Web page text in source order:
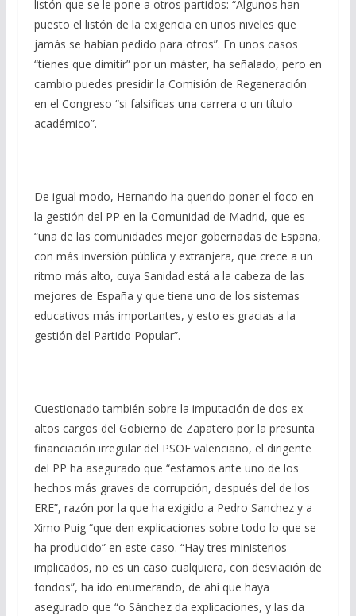
listón que se le pone a otros partidos: “Algunos han
puesto el listón de la exigencia en unos niveles que
jamás se habían pedido para otros”. En unos casos
“tienes que dimitir” por un máster, ha señalado, pero en
cambio puedes presidir la Comisión de Regeneración
en el Congreso “si falsificas una carrera o un título
académico”.
De igual modo, Hernando ha querido poner el foco en
la gestión del PP en la Comunidad de Madrid, que es
“una de las comunidades mejor gobernadas de España,
con más inversión pública y extranjera, que crece a un
ritmo más alto, cuya Sanidad está a la cabeza de las
mejores de España y que tiene uno de los sistemas
educativos más importantes, y esto es gracias a la
gestión del Partido Popular”.
Cuestionado también sobre la imputación de dos ex
altos cargos del Gobierno de Zapatero por la presunta
financiación irregular del PSOE valenciano, el dirigente
del PP ha asegurado que “estamos ante uno de los
hechos más graves de corrupción, después del de los
ERE”, razón por la que ha exigido a Pedro Sanchez y a
Ximo Puig “que den explicaciones sobre todo lo que se
ha producido” en este caso. “Hay tres ministerios
implicados, no es un caso cualquiera, con desviación de
fondos”, ha ido enumerando, de ahí que haya
asegurado que “o Sánchez da explicaciones, y las da